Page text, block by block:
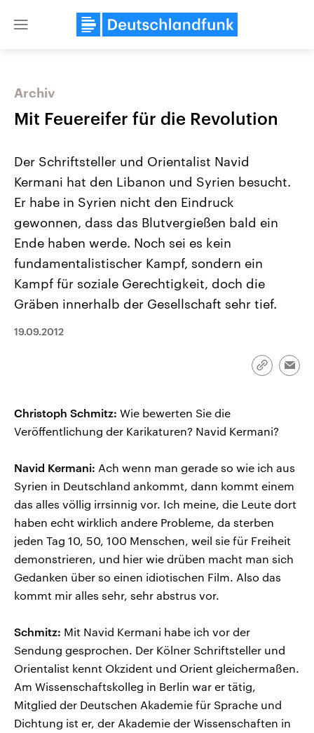
Close
Landtagswahl Sachsen-Anhalt
2026
Alle Informationen
Sachsen-Anhalt wählt am 6.
September 2026 einen neuen
Landtag. Seit 2021 wird das
Bundesland von einer Koalition aus
Umfragen, Prognosen,
USA
Aktuelle Beiträge,
Hintergründe
Wirtschaftlich und
gehören die Vereinigten
den mächtigsten Ländern
mit großem Einfluss auf
Archiv
Mit Feuereifer für die Revolution
Der Schriftsteller und Orientalist Navid
Kermani hat den Libanon und Syrien besucht.
Er habe in Syrien nicht den Eindruck
gewonnen, dass das Blutvergießen bald ein
Ende haben werde. Noch sei es kein
fundamentalistischer Kampf, sondern ein
Kampf für soziale Gerechtigkeit, doch die
Gräben innerhalb der Gesellschaft sehr tief.
19.09.2012
Link
Christoph Schmitz: Wie bewerten Sie die
Veröffentlichung der Karikaturen? Navid Kermani?
Navid Kermani: Ach wenn man gerade so wie ich aus
Syrien in Deutschland ankommt, dann kommt einem
das alles völlig irrsinnig vor. Ich meine, die Leute dort
haben echt wirklich andere Probleme, da sterben
jeden Tag 10, 50, 100 Menschen, weil sie für Freiheit
demonstrieren, und hier wie drüben macht man sich
Gedanken über so einen idiotischen Film. Also das
kommt mir alles sehr, sehr abstrus vor.
Schmitz: Mit Navid Kermani habe ich vor der
Sendung gesprochen. Der Kölner Schriftsteller und
Orientalist kennt Okzident und Orient gleichermaßen.
Am Wissenschaftskolleg in Berlin war er tätig,
Mitglied der Deutschen Akademie für Sprache und
Dichtung ist er, der Akademie der Wissenschaften in